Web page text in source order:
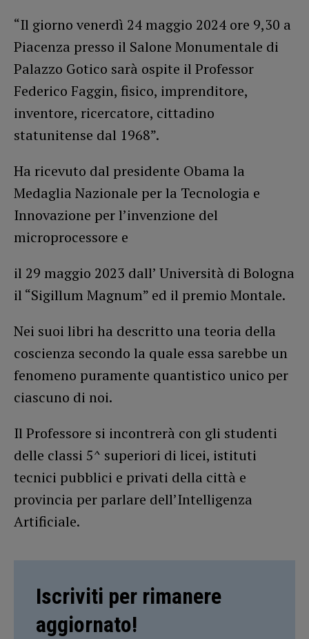
“Il giorno venerdì 24 maggio 2024 ore 9,30 a
Piacenza presso il Salone Monumentale di
Palazzo Gotico sarà ospite il Professor
Federico Faggin, fisico, imprenditore,
inventore, ricercatore, cittadino
statunitense dal 1968”.
Ha ricevuto dal presidente Obama la
Medaglia Nazionale per la Tecnologia e
Innovazione per l’invenzione del
microprocessore e
il 29 maggio 2023 dall’ Università di Bologna
il “Sigillum Magnum” ed il premio Montale.
Nei suoi libri ha descritto una teoria della
coscienza secondo la quale essa sarebbe un
fenomeno puramente quantistico unico per
ciascuno di noi.
Il Professore si incontrerà con gli studenti
delle classi 5^ superiori di licei, istituti
tecnici pubblici e privati della città e
provincia per parlare dell’Intelligenza
Artificiale.
Iscriviti per rimanere
aggiornato!